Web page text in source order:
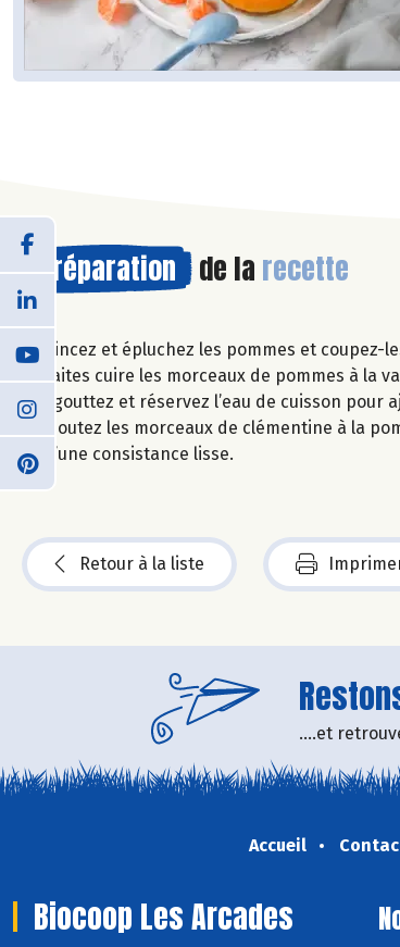
Préparation de la recette
Rincez et épluchez les pommes et
Faites cuire les morceaux de pommes à la
Egouttez et réservez l’eau de cuisson
Ajoutez les morceaux de clémentine à la
d’une consistance lisse.
Retour à la liste
....et
Accueil
Biocoop Les Arcades